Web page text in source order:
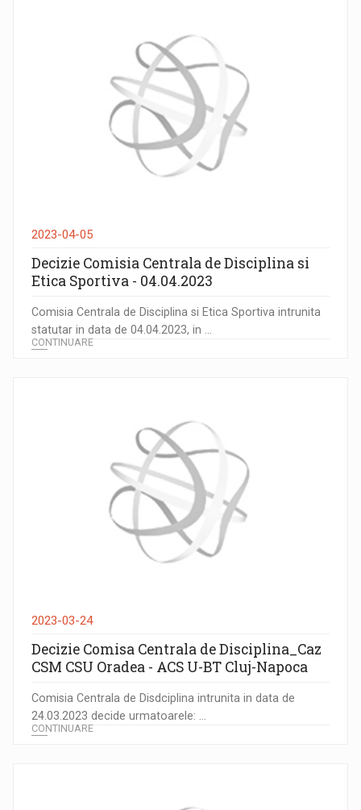
2023-04-05
Decizie Comisia Centrala de Disciplina si
Etica Sportiva - 04.04.2023
Comisia Centrala de Disciplina si Etica Sportiva intrunita
statutar in data de 04.04.2023, in ...
CONTINUARE
2023-03-24
Decizie Comisa Centrala de Disciplina_Caz
CSM CSU Oradea - ACS U-BT Cluj-Napoca
Comisia Centrala de Disdciplina intrunita in data de
24.03.2023 decide urmatoarele: ...
CONTINUARE